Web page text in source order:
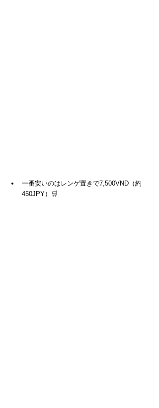
一番安いのはレンゲ置きで7,500VND（約
450JPY）🛒